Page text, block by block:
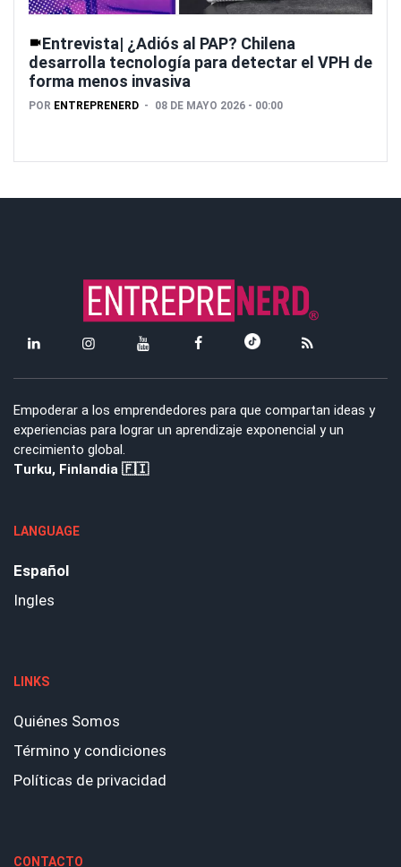
Entrevista| ¿Adiós al PAP? Chilena
desarrolla tecnología para detectar el VPH de
forma menos invasiva
POR ENTREPRENERD 08 DE MAYO 2026 - 00:00
Empoderar a los emprendedores para que compartan ideas y
experiencias para lograr un aprendizaje exponencial y un
crecimiento global.
Turku, Finlandia 🇫🇮
LANGUAGE
Español
Ingles
LINKS
Quiénes Somos
Término y condiciones
Políticas de privacidad
CONTACTO